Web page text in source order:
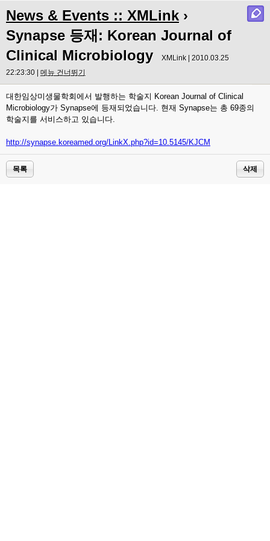
News & Events :: XMLink ›
Synapse 등재: Korean Journal of
Clinical Microbiology
XMLink | 2010.03.25
22:23:30 | 메뉴 건너뛰기
대한임상미생물학회에서 발행하는 학술지 Korean Journal of Clinical
Microbiology가 Synapse에 등재되었습니다. 현재 Synapse는 총 69종의
학술지를 서비스하고 있습니다.
http://synapse.koreamed.org/LinkX.php?id=10.5145/KJCM
목록 삭제